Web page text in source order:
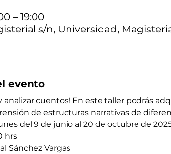
– 19:00
s/n, Universidad,
evento
analizar cuentos! En este taller podrás
de estructuras narrativas de
del 9 de junio al 20 de octubre de
hrs
Sánchez Vargas